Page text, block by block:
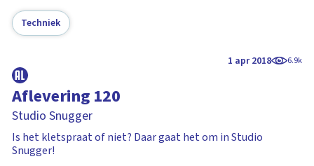
Techniek
1 apr 2018 6.9k
Aflevering 120
Studio Snugger
Is het kletspraat of niet? Daar gaat het om in Studio
Snugger!